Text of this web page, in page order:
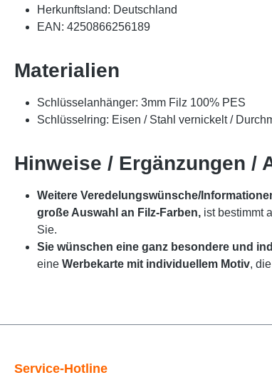
Herkunftsland: Deutschland
EAN: 4250866256189
Materialien
Schlüsselanhänger: 3mm Filz 100% PES
Schlüsselring: Eisen / Stahl vernickelt /
Hinweise / Ergänzungen /
Weitere Veredelungswünsche/
große Auswahl an Filz-Farben, ist bestimmt
Sie.
Sie wünschen eine ganz besondere und
eine Werbekarte mit individuellem Motiv,
Service-Hotline